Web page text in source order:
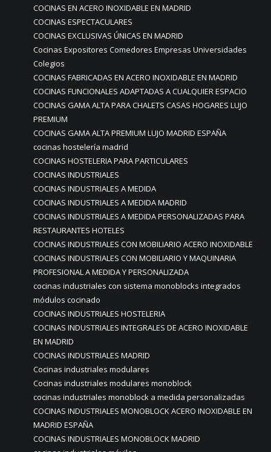
COCINAS EN ACERO INOXIDABLE EN MADRID
COCINAS ESPECTACULARES
COCINAS EXCLUSIVAS ÚNICAS EN MADRID
Cocinas Expositores Comedores Empresas Universidades
Colegios
COCINAS FABRICADAS EN ACERO INOXIDABLE EN MADRID
COCINAS FUNCIONALES ADAPTADAS A CUALQUIER ESPACIO
COCINAS GAMA ALTA PARA CHALETS CASAS HOGARES LUJO
PREMIUM
COCINAS GAMA ALTA PREMIUM LUJO MADRID ESPAÑA
cocinas hostelería madrid
COCINAS HOSTELERIA PARA PARTICULARES
COCINAS INDUSTRIALES
COCINAS INDUSTRIALES A MEDIDA
COCINAS INDUSTRIALES A MEDIDA MADRID
COCINAS INDUSTRIALES A MEDIDA PERSONALIZADAS PARA
RESTAURANTES HOTELES
COCINAS INDUSTRIALES CON MOBILIARIO ACERO INOXIDABLE
COCINAS INDUSTRIALES CON MOBILIARIO Y MAQUINARIA
PROFESIONAL A MEDIDA Y PERSONALIZADA
cocinas industriales con sistema monoblocks integrados
módulos cocinado
COCINAS INDUSTRIALES HOSTELERIA
COCINAS INDUSTRIALES INTEGRALES DE ACERO INOXIDABLE
EN MADRID
COCINAS INDUSTRIALES MADRID
Cocinas industriales modulares
Cocinas industriales modulares monoblock
cocinas industriales monoblock a medida personalizadas
COCINAS INDUSTRIALES MONOBLOCK ACERO INOXIDABLE EN
MADRID ESPAÑA
COCINAS INDUSTRIALES MONOBLOCK MADRID